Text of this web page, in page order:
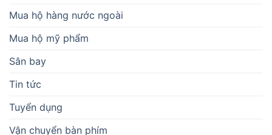
Mua hộ hàng nước ngoài
Mua hộ mỹ phẩm
Sân bay
Tin tức
Tuyển dụng
Vận chuyển bàn phím